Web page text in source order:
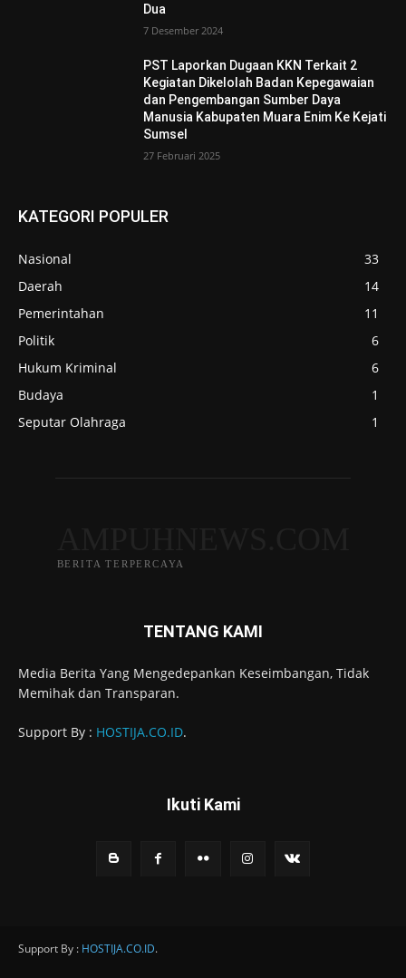
Dua
7 Desember 2024
PST Laporkan Dugaan KKN Terkait 2
Kegiatan Dikelolah Badan Kepegawaian
dan Pengembangan Sumber Daya
Manusia Kabupaten Muara Enim Ke Kejati
Sumsel
27 Februari 2025
KATEGORI POPULER
Nasional
33
Daerah
14
Pemerintahan
11
Politik
6
Hukum Kriminal
6
Budaya
1
Seputar Olahraga
1
BERITA TERPERCAYA
TENTANG KAMI
Media Berita Yang Mengedepankan Keseimbangan, Tidak
Memihak dan Transparan.
Support By : HOSTIJA.CO.ID.
Ikuti Kami
Support By : HOSTIJA.CO.ID.